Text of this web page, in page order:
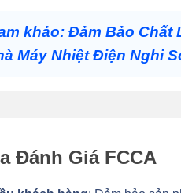
khảo: Đảm Bảo Chất
Máy Nhiệt Điện Nghi
Đánh Giá FCCA